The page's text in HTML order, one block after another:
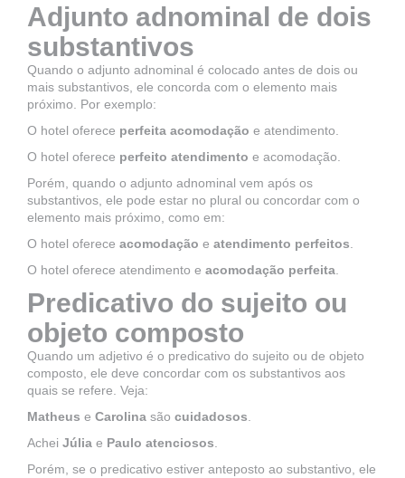
Adjunto adnominal de dois
substantivos
Quando o adjunto adnominal é colocado antes de dois ou
mais substantivos, ele concorda com o elemento mais
próximo. Por exemplo:
O hotel oferece perfeita acomodação e atendimento.
O hotel oferece perfeito atendimento e acomodação.
Porém, quando o adjunto adnominal vem após os
substantivos, ele pode estar no plural ou concordar com o
elemento mais próximo, como em:
O hotel oferece acomodação e atendimento perfeitos.
O hotel oferece atendimento e acomodação perfeita.
Predicativo do sujeito ou
objeto composto
Quando um adjetivo é o predicativo do sujeito ou de objeto
composto, ele deve concordar com os substantivos aos
quais se refere. Veja:
Matheus e Carolina são cuidadosos.
Achei Júlia e Paulo atenciosos.
Porém, se o predicativo estiver anteposto ao substantivo, ele